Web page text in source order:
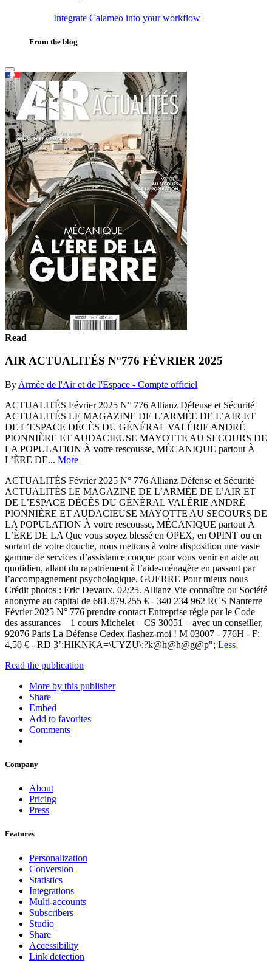
Integrate Calameo into your workflow
From the blog
Read
AIR ACTUALITÉS N°776 FÉVRIER 2025
By Armée de l'Air et de l'Espace - Compte officiel
ACTUALITÉS Février 2025 N° 776 Allianz Défense et Sécurité
ACTUALITÉS LE MAGAZINE DE L’ARMÉE DE L’AIR ET
DE L’ESPACE DÉCÈS DU GÉNÉRAL VALÉRIE ANDRÉ
PIONNIÈRE ET AUDACIEUSE MAYOTTE AU SECOURS DE
LA POPULATION À votre rescousse, MÉCANIQUE partout À
L’ÈRE DE... More
ACTUALITÉS Février 2025 N° 776 Allianz Défense et Sécurité
ACTUALITÉS LE MAGAZINE DE L’ARMÉE DE L’AIR ET
DE L’ESPACE DÉCÈS DU GÉNÉRAL VALÉRIE ANDRÉ
PIONNIÈRE ET AUDACIEUSE MAYOTTE AU SECOURS DE
LA POPULATION À votre rescousse, MÉCANIQUE partout À
L’ÈRE DE LA Que vous soyez blessé en OPEX, en OPINT ou en
sortant de votre douche, nous mettons à votre disposition une vaste
gamme de services d’assistance conçue pour vous venir en aide au
quotidien, allant du rapatriement à l’aide-ménagère en passant par
l’accompagnement psychologique. GUERRE Pour mieux nous
Crédit photos : Eric Devaux. 02/25. Allianz Vie connaître ou Société
anonyme au capital de 681.879.255 € - 340 234 962 RCS Nanterre
Février 2025 N° 776 prendre contact Entreprise régie par le Code
des assurances – 1 cours Michelet – CS 30051 – avec un conseiller,
92076 Paris La Défense Cedex ﬂashez-moi ! M 03007 - 776H - F:
4,50 € - RD 3’:HIKNKA=\UYZU\:?k@h@h@g@p"; Less
Read the publication
More by this publisher
Share
Embed
Add to favorites
Comments
Company
About
Pricing
Press
Features
Personalization
Conversion
Statistics
Integrations
Multi-accounts
Subscribers
Studio
Share
Accessibility
Link detection